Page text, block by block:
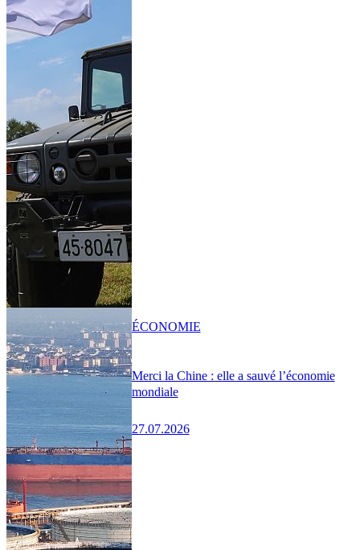
Merci la Chine : elle a sauvé l’économie
mondiale
27.07.2026
ÉCONOMIE